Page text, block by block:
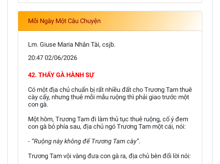
Mỗi Ngày Một Câu Chuyện
Lm. Giuse Maria Nhân Tài, csjb.
20:47 02/06/2026
42. THẤY GÀ HÀNH SỰ
Có một địa chủ chuẩn bị rất nhiều đất cho Trương Tam thuê
cày cấy, nhưng thuê mỗi mẫu ruộng thì phải giao trước một
con gà.
Một hôm, Trương Tam đi làm thủ tục thuê ruộng, cố ý đem
con gà bỏ phía sau, địa chủ ngó Trương Tam một cái, nói:
- “Ruộng này không để Trương Tam cày”.
Trương Tam vội vàng đưa con gà ra, địa chủ bèn đổi lời nói: